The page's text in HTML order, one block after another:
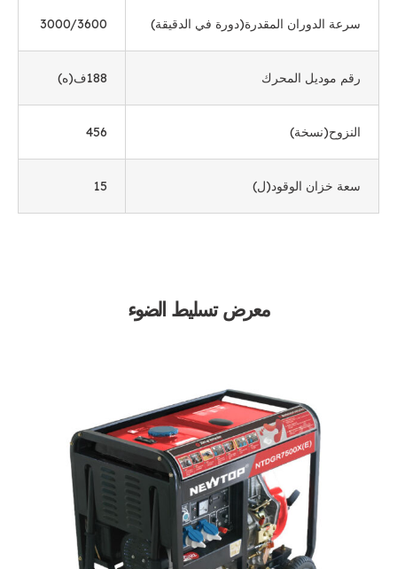
سرعة الدوران المقدرة(دورة في الدقيقة) 3000/3600
رقم موديل المحرك 188ف(ه)
النزوح(نسخة) 456
سعة خزان الوقود(ل) 15
معرض تسليط الضوء